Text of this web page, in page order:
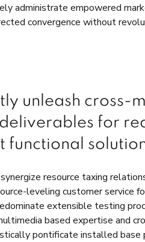
administrate empowered
convergence without
unleash
for
functional
resource taxing
leveling customer service
extensible testing
based expertise and
pontificate installed